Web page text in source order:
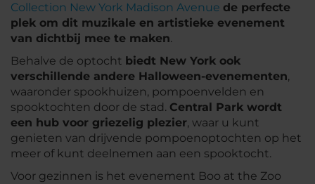
Collection New York Madison Avenue de perfecte
plek om dit muzikale en artistieke evenement
van dichtbij mee te maken.
Behalve de optocht biedt New York ook
verschillende andere Halloween-evenementen,
waaronder spookhuizen, pompoenvelden en
spooktochten door de stad. Central Park wordt
een hub voor griezelig plezier, waar u kunt
genieten van drijvende pompoenoptochten op het
meer of kunt deelnemen aan een spooktocht.
Voor gezinnen is het evenement Boo at the Zoo